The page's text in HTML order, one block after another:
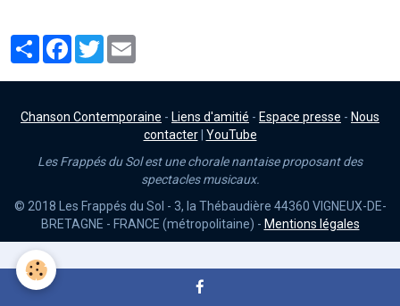
PartagerFacebook
Twitter
Chanson Contemporaine - Liens d'amitié - Espace presse - Nous
contacter| YouTube
Les Frappés du Sol est une chorale nantaise proposant des
spectacles musicaux.
© 2018 Les Frappés du Sol - 3, la Thébaudière 44360 VIGNEUX-DE-
BRETAGNE - FRANCE (métropolitaine) - Mentions légales